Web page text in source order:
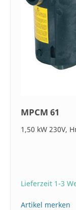
MPCM 61
1,50 kW 230V,
Lieferzeit 1-3
Artikel merken